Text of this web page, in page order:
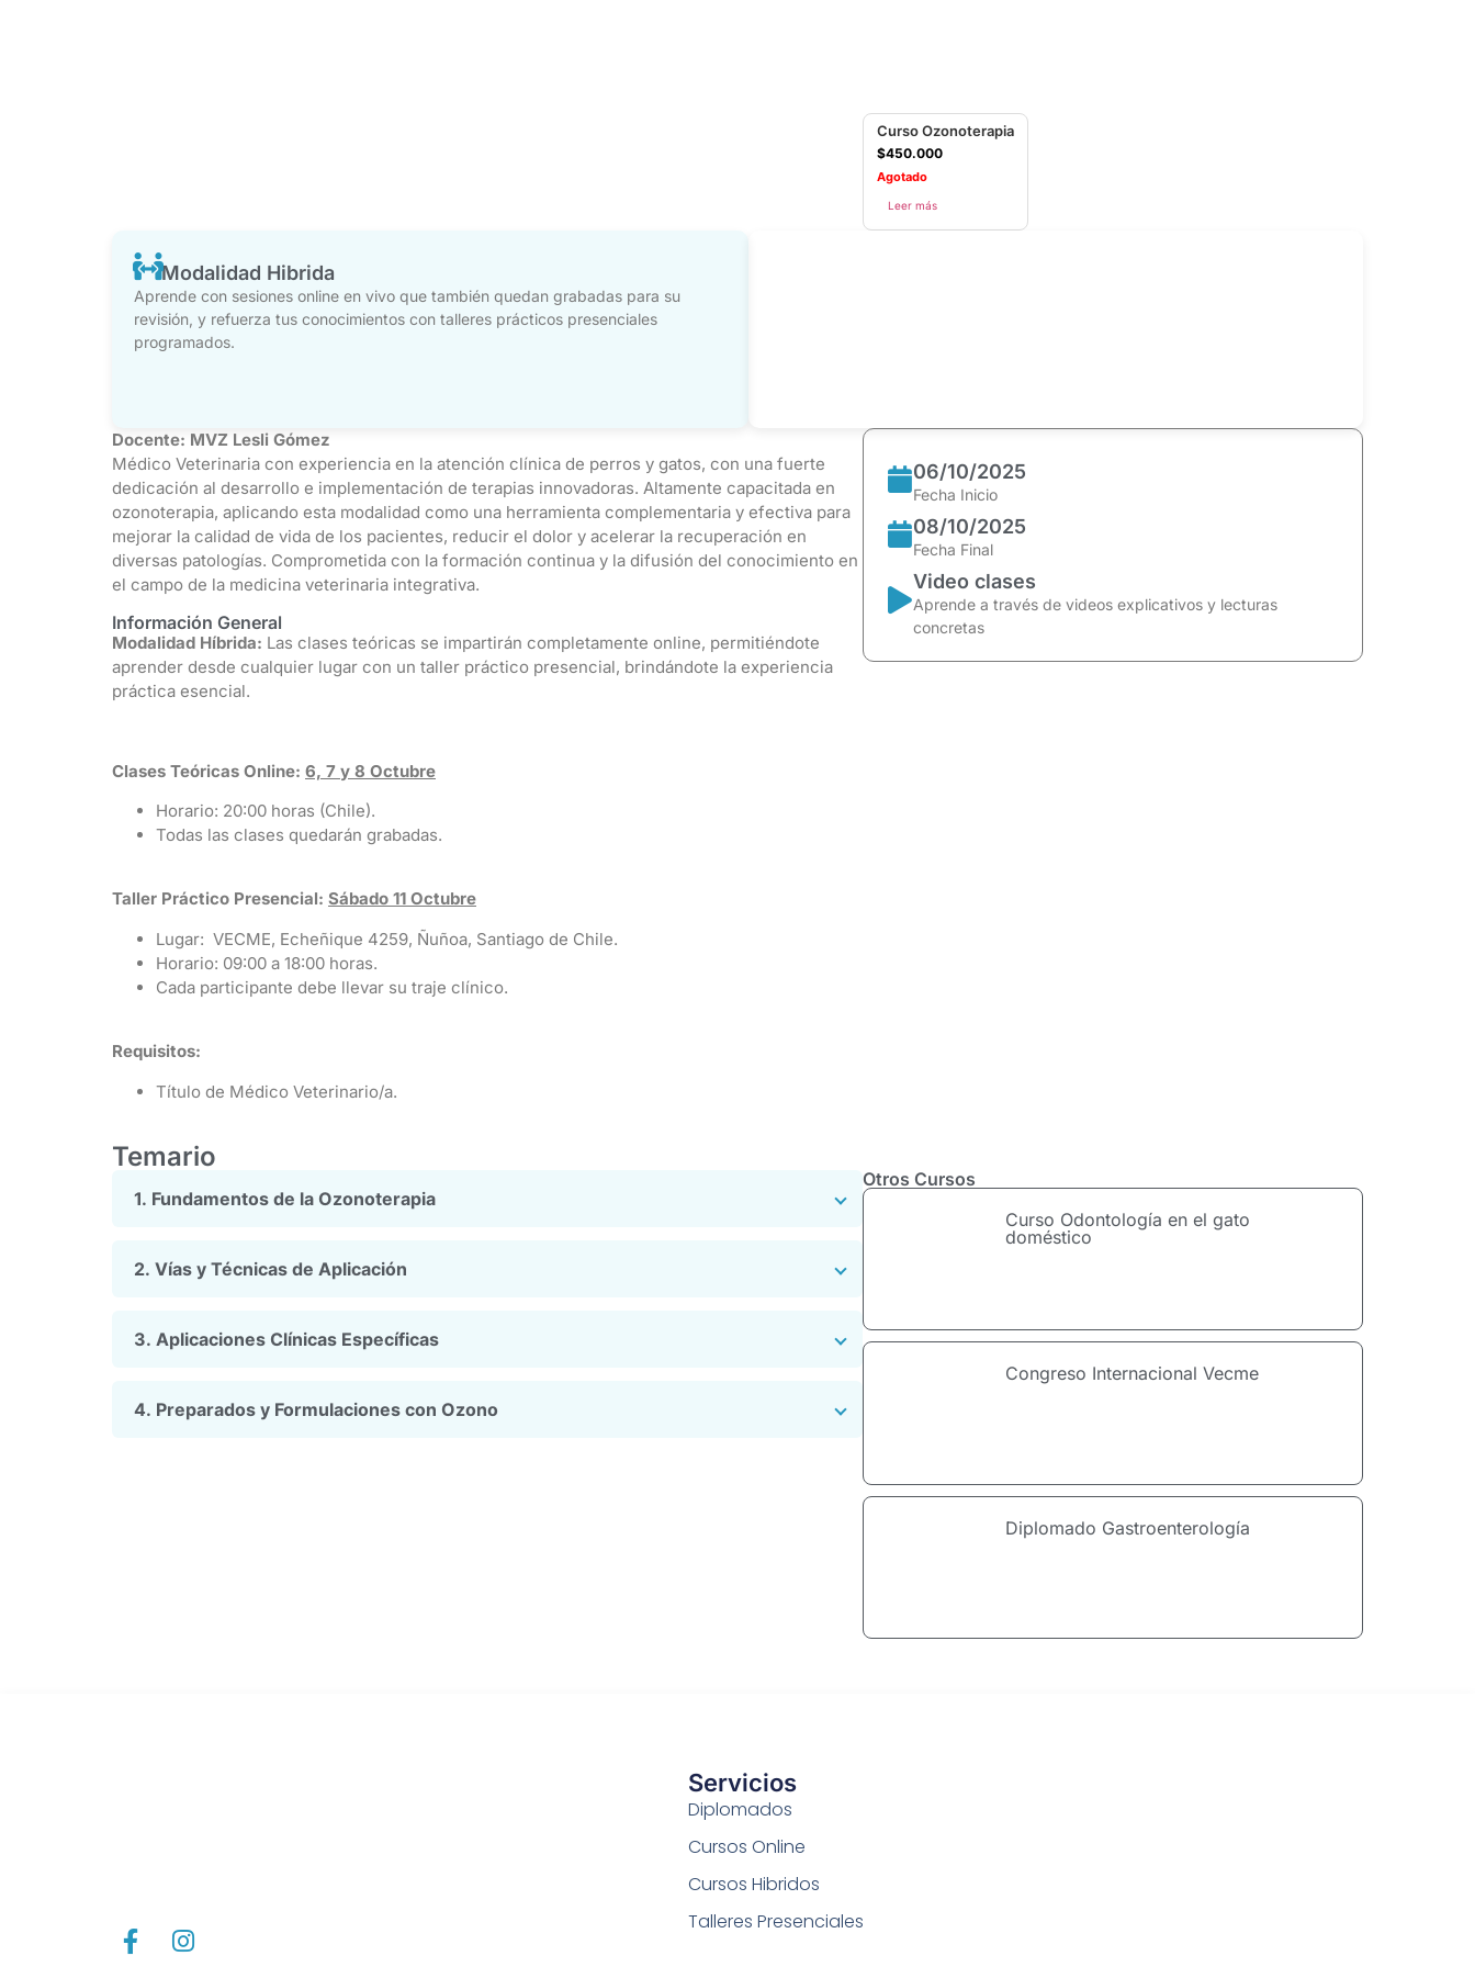
Curso Ozonoterapia
$450.000
Agotado
Leer más
Modalidad Hibrida
Aprende con sesiones online en vivo que también quedan grabadas para su
revisión, y refuerza tus conocimientos con talleres prácticos presenciales
programados.
Docente: MVZ Lesli Gómez
Médico Veterinaria con experiencia en la atención clínica de perros y gatos, con una fuerte
dedicación al desarrollo e implementación de terapias innovadoras. Altamente capacitada en
ozonoterapia, aplicando esta modalidad como una herramienta complementaria y efectiva para
mejorar la calidad de vida de los pacientes, reducir el dolor y acelerar la recuperación en
diversas patologías. Comprometida con la formación continua y la difusión del conocimiento en
el campo de la medicina veterinaria integrativa.
Información General
Modalidad Híbrida: Las clases teóricas se impartirán completamente online, permitiéndote
aprender desde cualquier lugar con un taller práctico presencial, brindándote la experiencia
práctica esencial.
Clases Teóricas Online: 6, 7 y 8 Octubre
Horario: 20:00 horas (Chile).
Todas las clases quedarán grabadas.
Taller Práctico Presencial: Sábado 11 Octubre
Lugar: VECME, Echeñique 4259, Ñuñoa, Santiago de Chile.
Horario: 09:00 a 18:00 horas.
Cada participante debe llevar su traje clínico.
Requisitos:
Título de Médico Veterinario/a.
06/10/2025
Fecha Inicio
08/10/2025
Fecha Final
Video clases
Aprende a través de videos explicativos y lecturas
concretas
Temario
1. Fundamentos de la Ozonoterapia
2. Vías y Técnicas de Aplicación
3. Aplicaciones Clínicas Específicas
4. Preparados y Formulaciones con Ozono
Otros Cursos
Curso Odontología en el gato
doméstico
Congreso Internacional Vecme
Diplomado Gastroenterología
Servicios
Diplomados
Cursos Online
Cursos Hibridos
Talleres Presenciales